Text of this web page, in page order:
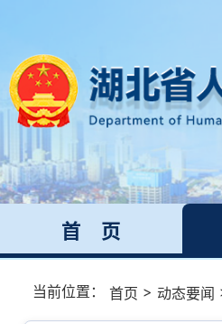
首 页
当前位置： 首页 > 动态要闻